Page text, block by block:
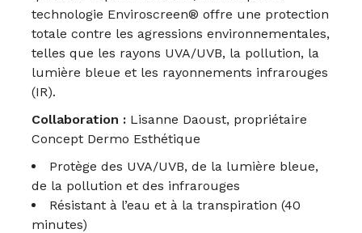
technologie Enviroscreen® offre une protection
totale contre les agressions environnementales,
telles que les rayons UVA/UVB, la pollution, la
lumière bleue et les rayonnements infrarouges
(IR).
Collaboration : Lisanne Daoust, propriétaire
Concept Dermo Esthétique
Protège des UVA/UVB, de la lumière bleue,
de la pollution et des infrarouges
Résistant à l’eau et à la transpiration (40
minutes)